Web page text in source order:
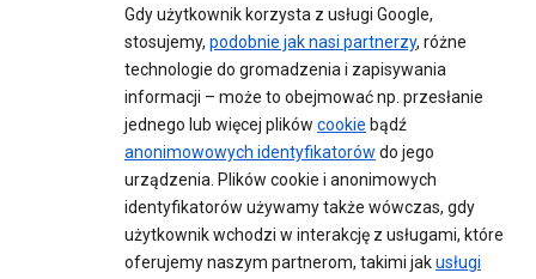
Gdy użytkownik korzysta z usługi Google,
stosujemy, podobnie jak nasi partnerzy, różne
technologie do gromadzenia i zapisywania
informacji – może to obejmować np. przesłanie
jednego lub więcej plików cookie bądź
anonimowowych identyfikatorów do jego
urządzenia. Plików cookie i anonimowych
identyfikatorów używamy także wówczas, gdy
użytkownik wchodzi w interakcję z usługami, które
oferujemy naszym partnerom, takimi jakusługi